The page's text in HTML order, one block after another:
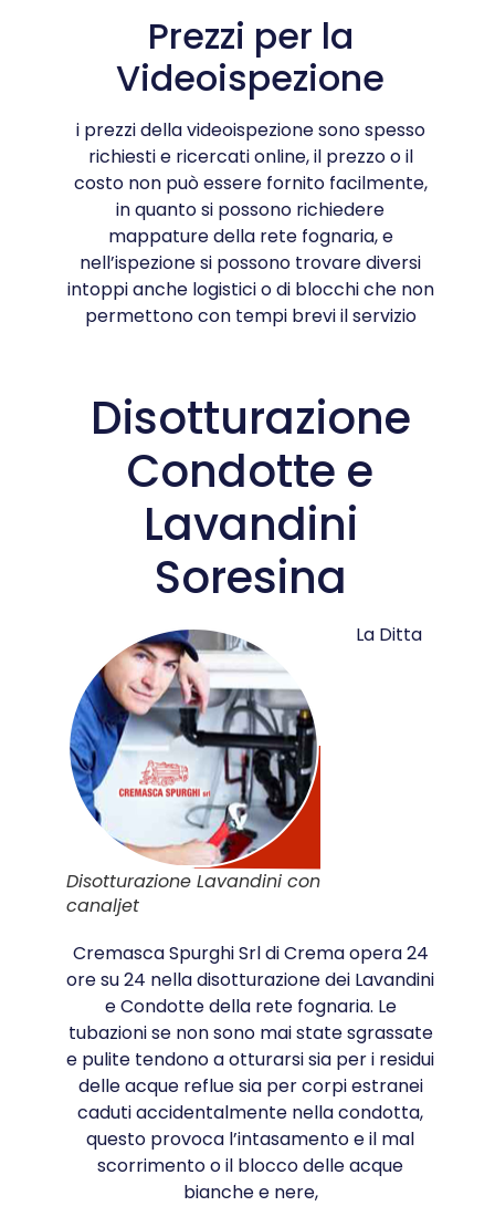
Prezzi per la
Videoispezione
i prezzi della videoispezione sono spesso
richiesti e ricercati online, il prezzo o il
costo non può essere fornito facilmente,
in quanto si possono richiedere
mappature della rete fognaria, e
nell’ispezione si possono trovare diversi
intoppi anche logistici o di blocchi che non
permettono con tempi brevi il servizio
Disotturazione
Condotte e
Lavandini
Soresina
Disotturazione Lavandini con
canaljet
La Ditta
Cremasca Spurghi Srl di Crema opera 24
ore su 24 nella disotturazione dei Lavandini
e Condotte della rete fognaria. Le
tubazioni se non sono mai state sgrassate
e pulite tendono a otturarsi sia per i residui
delle acque reflue sia per corpi estranei
caduti accidentalmente nella condotta,
questo provoca l’intasamento e il mal
scorrimento o il blocco delle acque
bianche e nere,